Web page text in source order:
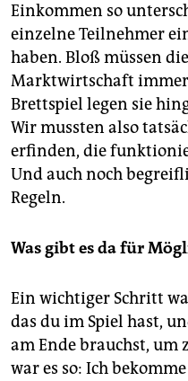
Einkommen so
einzelne Teilnehmer
haben. Bloß müssen
Marktwirtschaft
Brettspiel legen sie
Wir mussten also
erfinden, die
Und auch noch
Regeln.
Was gibt es da für
Ein wichtiger Schritt
das du im Spiel hast,
am Ende brauchst,
war es so: Ich